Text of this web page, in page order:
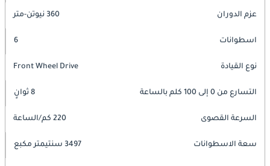
عزم الدوران 360 نيوتن-متر
اسطوانات 6
نوع القيادة Front Wheel Drive
التسارع من 0 إلى 100 كلم بالساعة 8 ثوانٍ
السرعة القصوى 220 كم/الساعة
سعة الاسطوانات 3497 سنتيمتر مكبع